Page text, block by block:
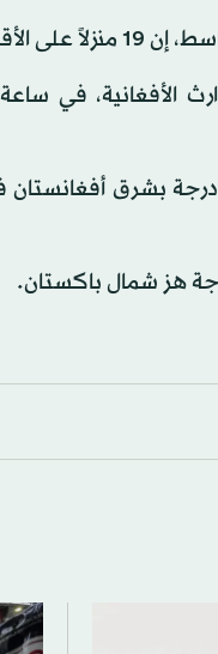
أيضاً.
الأفغانية، في
وأجزاء كبيرة من جنوب آسيا نشطة زلزالياً؛ حيث